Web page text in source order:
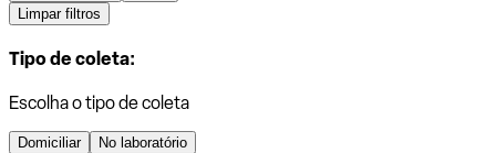
Limpar filtros
Tipo de coleta:
Escolha o tipo de coleta
Domiciliar No laboratório